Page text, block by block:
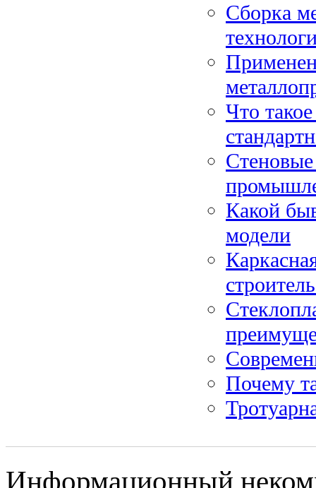
Сборка
Что
Какой
модели
Почему
Информационный